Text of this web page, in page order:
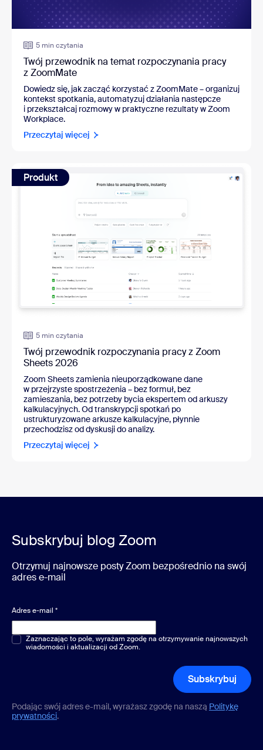
5 min czytania
Twój przewodnik na temat rozpoczynania pracy
z ZoomMate
Dowiedz się, jak zacząć korzystać z ZoomMate – organizuj
kontekst spotkania, automatyzuj działania następcze
i przekształcaj rozmowy w praktyczne rezultaty w Zoom
Workplace.
Przeczytaj więcej
Produkt
5 min czytania
Twój przewodnik rozpoczynania pracy z Zoom
Sheets 2026
Zoom Sheets zamienia nieuporządkowane dane
w przejrzyste spostrzeżenia – bez formuł, bez
zamieszania, bez potrzeby bycia ekspertem od arkuszy
kalkulacyjnych. Od transkrypcji spotkań po
ustrukturyzowane arkusze kalkulacyjne, płynnie
przechodzisz od dyskusji do analizy.
Przeczytaj więcej
Subskrybuj blog Zoom
Otrzymuj najnowsze posty Zoom bezpośrednio na swój
adres e-mail
Adres e-mail *
Pytania jednokrotnego lub wielokrotnego wyboru*
Zaznaczając to pole, wyrażam zgodę na otrzymywanie najnowszych
wiadomości i aktualizacji od Zoom.
Subskrybuj
Podając swój adres e-mail, wyrażasz zgodę na naszą Politykę
prywatności.